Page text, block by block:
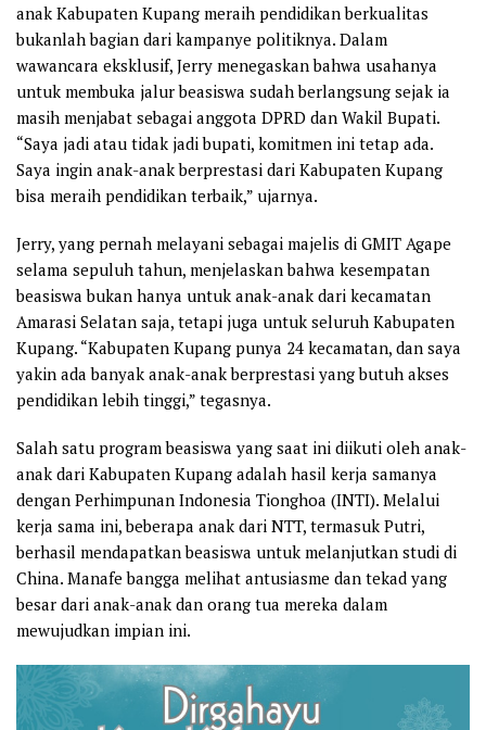
anak Kabupaten Kupang meraih pendidikan berkualitas
bukanlah bagian dari kampanye politiknya. Dalam
wawancara eksklusif, Jerry menegaskan bahwa usahanya
untuk membuka jalur beasiswa sudah berlangsung sejak ia
masih menjabat sebagai anggota DPRD dan Wakil Bupati.
“Saya jadi atau tidak jadi bupati, komitmen ini tetap ada.
Saya ingin anak-anak berprestasi dari Kabupaten Kupang
bisa meraih pendidikan terbaik,” ujarnya.
Jerry, yang pernah melayani sebagai majelis di GMIT Agape
selama sepuluh tahun, menjelaskan bahwa kesempatan
beasiswa bukan hanya untuk anak-anak dari kecamatan
Amarasi Selatan saja, tetapi juga untuk seluruh Kabupaten
Kupang. “Kabupaten Kupang punya 24 kecamatan, dan saya
yakin ada banyak anak-anak berprestasi yang butuh akses
pendidikan lebih tinggi,” tegasnya.
Salah satu program beasiswa yang saat ini diikuti oleh anak-
anak dari Kabupaten Kupang adalah hasil kerja samanya
dengan Perhimpunan Indonesia Tionghoa (INTI). Melalui
kerja sama ini, beberapa anak dari NTT, termasuk Putri,
berhasil mendapatkan beasiswa untuk melanjutkan studi di
China. Manafe bangga melihat antusiasme dan tekad yang
besar dari anak-anak dan orang tua mereka dalam
mewujudkan impian ini.